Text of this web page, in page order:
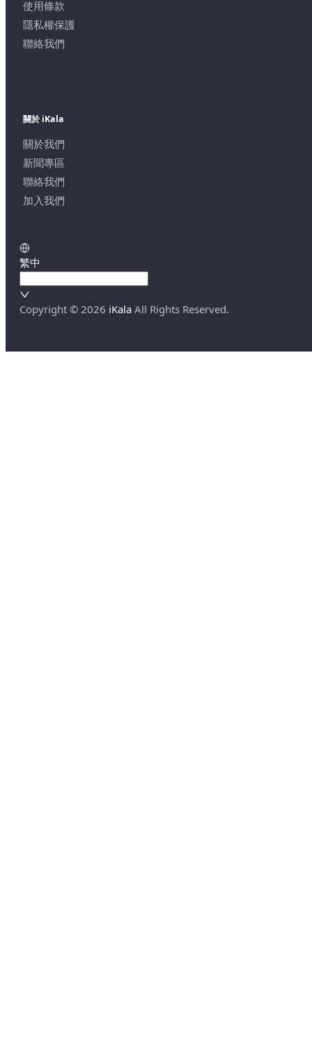
使用條款
隱私權保護
聯絡我們
關於 iKala
關於我們
新聞專區
聯絡我們
加入我們
繁中
Copyright © 2026 iKala All Rights Reserved.